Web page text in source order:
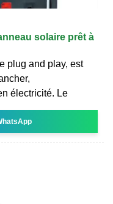
solaire prêt à
plug and play, est
électricité. Le